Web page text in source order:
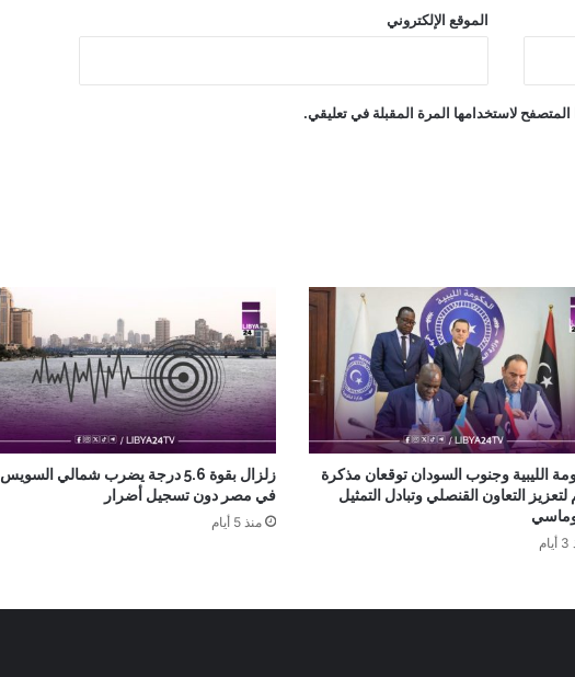
الموقع الإلكتروني
لاستخدامها المرة المقبلة في تعليقي.
الليبية وجنوب السودان توقعان مذكرة
لتعزيز التعاون القنصلي وتبادل التمثيل
زلزال بقوة 5.6 درجة يضرب شمالي السويس
في مصر دون تسجيل أضرار
منذ 5 أيام